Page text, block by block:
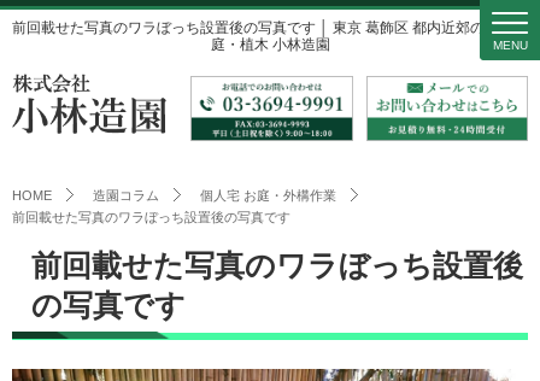
前回載せた写真のワラぼっち設置後の写真です │ 東京 葛飾区 都内近郊の造園・
庭・植木 小林造園
MENU
HOME 造園コラム
個人宅 お庭・外構作業
前回載せた写真のワラぼっち設置後の写真です
前回載せた写真のワラぼっち設置後
の写真です